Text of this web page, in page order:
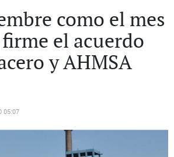
como el mes
el acuerdo
y AHMSA
05:07